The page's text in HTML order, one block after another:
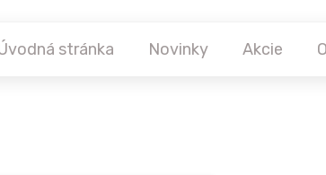
stránka Novinky Akcie